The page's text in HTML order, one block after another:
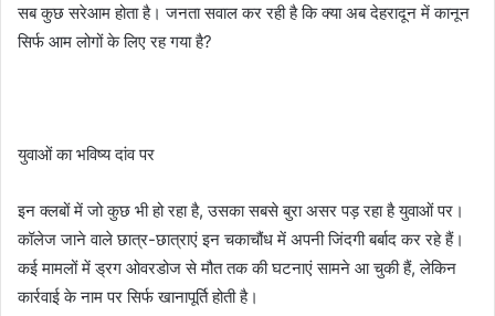
सब कुछ सरेआम होता है। जनता सवाल कर रही है कि क्या अब देहरादून में कानून
सिर्फ आम लोगों के लिए रह गया है?
युवाओं का भविष्य दांव पर
इन क्लबों में जो कुछ भी हो रहा है, उसका सबसे बुरा असर पड़ रहा है युवाओं पर।
कॉलेज जाने वाले छात्र-छात्राएं इन चकाचौंध में अपनी जिंदगी बर्बाद कर रहे हैं।
कई मामलों में ड्रग ओवरडोज से मौत तक की घटनाएं सामने आ चुकी हैं, लेकिन
कार्रवाई के नाम पर सिर्फ खानापूर्ति होती है।